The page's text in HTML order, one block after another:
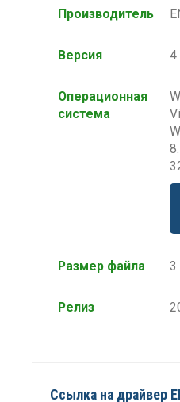
Производитель
Версия
Операционная
система
Размер файла 3
Релиз
Ссылка на драйвер